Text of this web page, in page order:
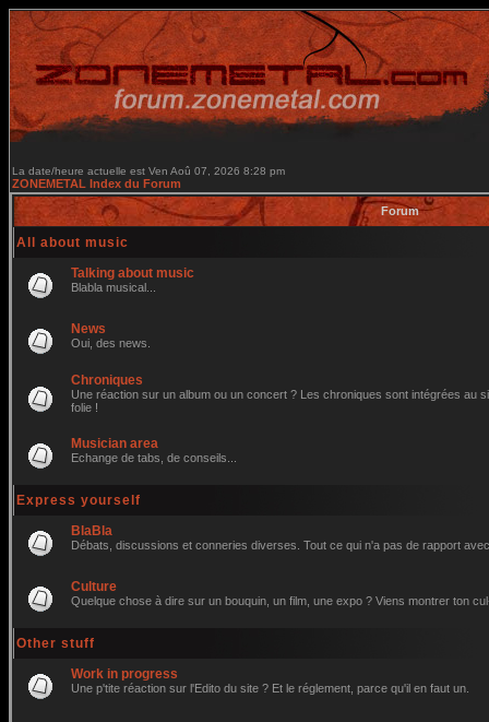
La date/heure actuelle est Ven Aoû 07, 2026 8:28 pm
ZONEMETAL Index du Forum
Forum
All about music
Talking about music
Blabla musical...
News
Oui, des news.
Chroniques
Une réaction sur un album ou un concert ? Les chroniques sont intégrées au
folie !
Musician area
Echange de tabs, de conseils...
Express yourself
BlaBla
Débats, discussions et conneries diverses. Tout ce qui n'a pas de rapport
Culture
Quelque chose à dire sur un bouquin, un film, une expo ? Viens montrer ton
Other stuff
Work in progress
Une p'tite réaction sur l'Edito du site ? Et le réglement, parce qu'il en faut un.